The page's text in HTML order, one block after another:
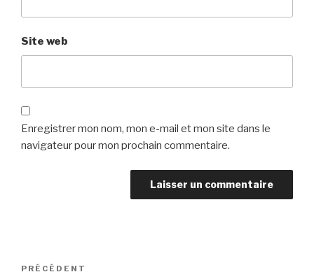
Site web
Enregistrer mon nom, mon e-mail et mon site dans le
navigateur pour mon prochain commentaire.
Navigation
Article
PRÉCÉDENT